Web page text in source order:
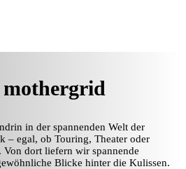
in der spannenden Welt der
– egal, ob Touring, Theater oder
Von dort liefern wir spannende
Blicke hinter die Kulissen.